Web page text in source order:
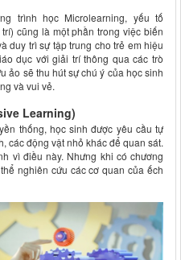
trình học Microlearning, yếu tố
cũng là một phần trong việc biến
duy trì sự tập trung cho trẻ em hiệu
dục với giải trí thông qua các trò
ảo sẽ thu hút sự chú ý của học sinh
và vui vẻ.
Learning)
thống, học sinh được yêu cầu tự
các động vật nhỏ khác để quan sát.
vì điều này. Nhưng khi có chương
nghiên cứu các cơ quan của ếch